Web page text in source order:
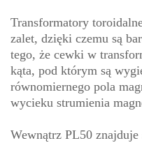
Transformatory
zalet, dzięki czemu są
tego, że cewki w
kąta, pod którym są
równomiernego pola
wycieku strumienia
Wewnątrz PL50